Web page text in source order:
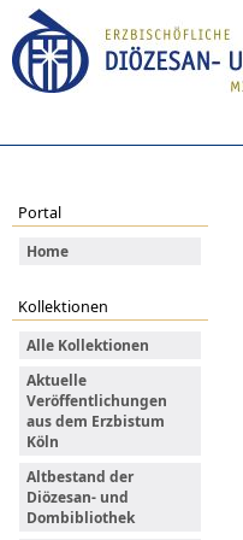
Portal
Home
Kollektionen
Alle Kollektionen
Aktuelle
Veröffentlichungen
aus dem Erzbistum
Köln
Altbestand der
Diözesan- und
Dombibliothek